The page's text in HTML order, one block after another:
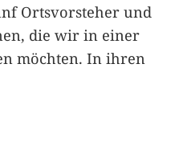
Ortsvorsteher und
die wir in einer
möchten. In ihren